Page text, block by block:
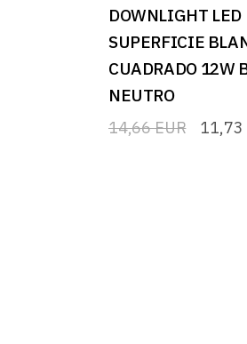
DOWNLIGHT LED
SUPERFICIE
CUADRADO 12W
NEUTRO
14,66EUR
El 11,73
El